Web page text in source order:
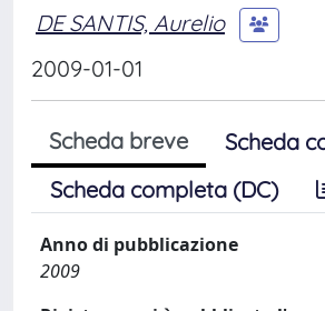
DE SANTIS, Aurelio
2009-01-01
Scheda breve
Scheda
Scheda completa (DC)
Anno di pubblicazione
2009